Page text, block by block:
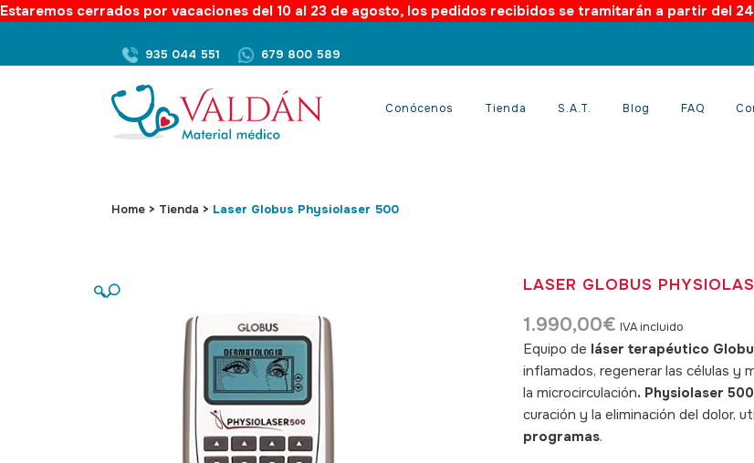
Estaremos cerrados por vacaciones del 10 al 23 de agosto, los pedidos recibidos se tramitarán a partir del
935 044 551 679 800 589
Conócenos Tienda S.A.T. Blog FAQ
Home > Tienda > Laser Globus Physiolaser 500
🔍 LASER GLOBUS
1.990,00€ IVA incluido
Equipo de láser terapéutico
inflamados, regenerar las células y
la microcirculación. Physiolaser 500
curación y la eliminación del dolor,
programas.